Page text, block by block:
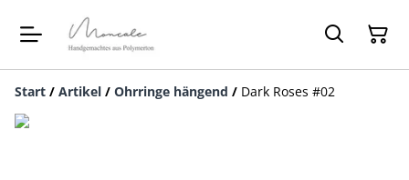
Start / Artikel / Ohrringe hängend / Dark Roses #02